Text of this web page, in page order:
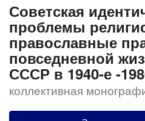
Советская
проблемы
православные
повседневной
СССР в 1940-е -
коллективная